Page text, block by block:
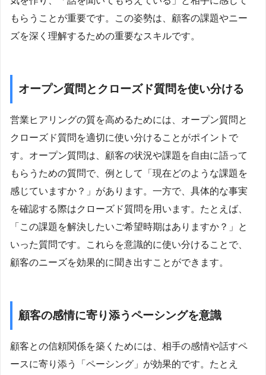
もらうことが重要です。この姿勢は、顧客の課題やニー
ズを深く理解するための重要なスキルです。
オープン質問とクローズド質問を使い分ける
営業ヒアリングの質を高めるためには、オープン質問と
クローズド質問を適切に使い分けることがポイントで
す。オープン質問は、顧客の状況や課題を自由に語って
もらうための質問で、例として「現在どのような課題を
感じていますか？」があります。一方で、具体的な事実
を確認する際はクローズド質問を用います。たとえば、
「この課題を解決したいご希望時期はありますか？」と
いった質問です。これらを意識的に使い分けることで、
顧客のニーズを効果的に聞き出すことができます。
顧客の感情に寄り添うペーシングを意識
顧客との信頼関係を築くためには、相手の感情や話すペ
ースに寄り添う「ペーシング」が効果的です。たとえ